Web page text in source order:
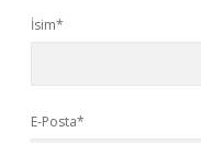
İsim*
E-Posta*